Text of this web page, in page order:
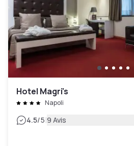
Hotel Magri's
Napoli
4.5/5|9 Avis